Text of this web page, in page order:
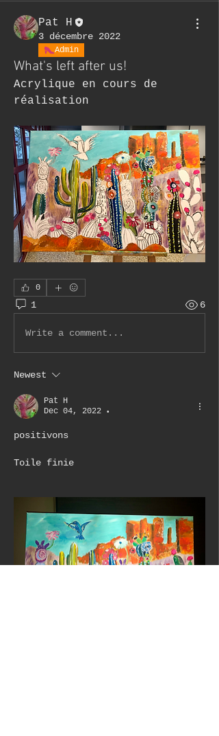
Pat H
3 décembre 2022
Admin
What's left after us!
Acrylique en cours de
réalisation
0
1 6
Write a comment...
Newest
Pat H
Dec 04, 2022
•
positivons
Toile finie